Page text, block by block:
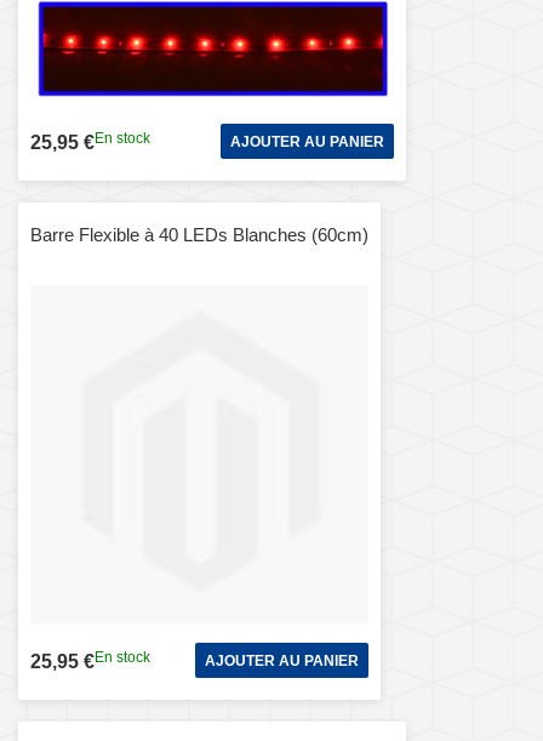
25,95 €En stock AJOUTER AU PANIER
Barre Flexible à 40 LEDs Blanches (60cm)
25,95 €En stock AJOUTER AU PANIER